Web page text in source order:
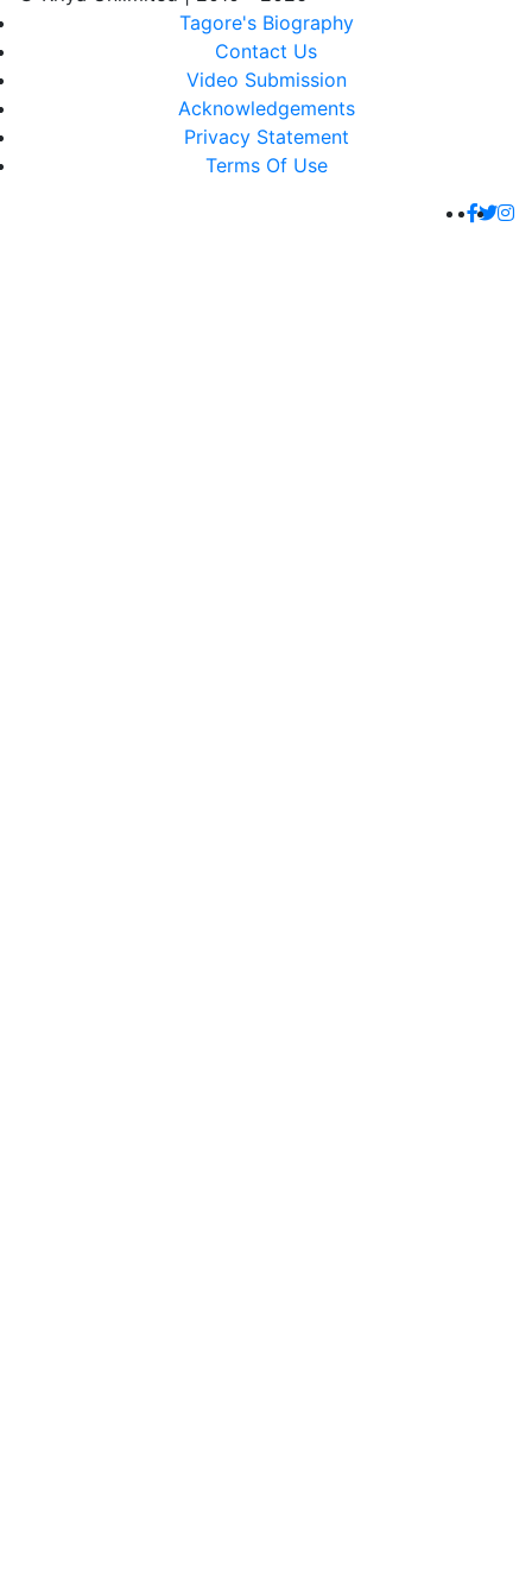
Tagore's Biography
Contact Us
Video Submission
Acknowledgements
Privacy Statement
Terms Of Use